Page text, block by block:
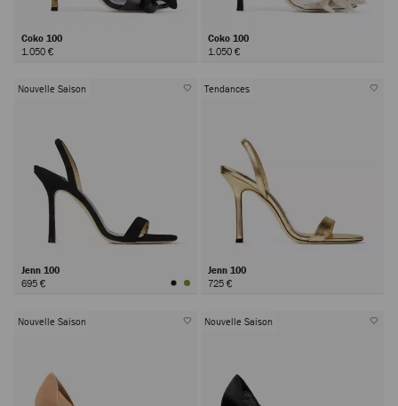
Coko 100
1.050 €
Coko 100
1.050 €
Nouvelle Saison
Jenn 100
695 €
Tendances
Jenn 100
725 €
Nouvelle Saison Nouvelle Saison